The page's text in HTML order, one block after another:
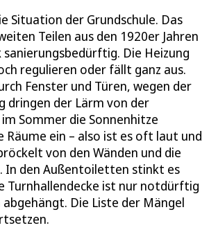
Situation der Grundschule. Das
Teilen aus den 1920er Jahren
Die Heizung
regulieren oder fällt ganz aus.
Fenster und Türen, wegen der
dringen der Lärm von der
Sommer die Sonnenhitze
Räume ein – also ist es oft laut und
von den Wänden und die
In den Außentoiletten stinkt es
Turnhallendecke ist nur notdürftig
Die Liste der Mängel